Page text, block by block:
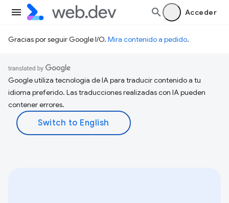
Acceder
Gracias por seguir Google I/O. Mira contenido a pedido.
Google utiliza tecnología de IA para traducir contenido a tu
idioma preferido. Las traducciones realizadas con IA pueden
contener errores.